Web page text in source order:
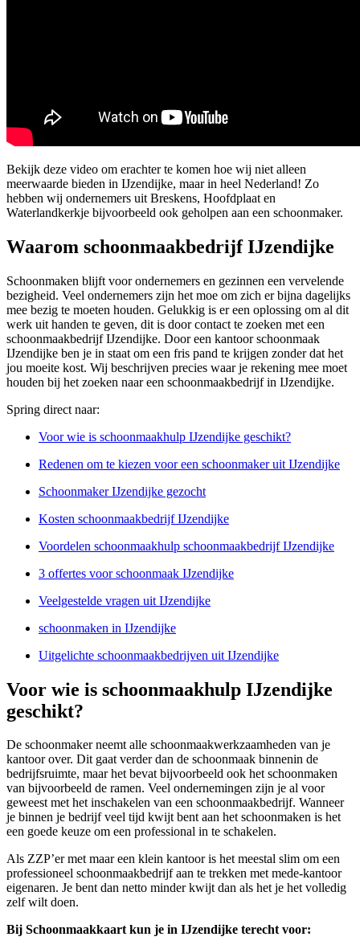
Bekijk deze video om erachter te komen hoe wij niet alleen
meerwaarde bieden in IJzendijke, maar in heel Nederland! Zo
hebben wij ondernemers uit Breskens, Hoofdplaat en
Waterlandkerkje bijvoorbeeld ook geholpen aan een schoonmaker.
Waarom schoonmaakbedrijf IJzendijke
Schoonmaken blijft voor ondernemers en gezinnen een vervelende
bezigheid. Veel ondernemers zijn het moe om zich er bijna dagelijks
mee bezig te moeten houden. Gelukkig is er een oplossing om al dit
werk uit handen te geven, dit is door contact te zoeken met een
schoonmaakbedrijf IJzendijke. Door een kantoor schoonmaak
IJzendijke ben je in staat om een fris pand te krijgen zonder dat het
jou moeite kost. Wij beschrijven precies waar je rekening mee moet
houden bij het zoeken naar een schoonmaakbedrijf in IJzendijke.
Spring direct naar:
Voor wie is schoonmaakhulp IJzendijke geschikt?
Redenen om te kiezen voor een schoonmaker uit IJzendijke
Schoonmaker IJzendijke gezocht
Kosten schoonmaakbedrijf IJzendijke
Voordelen schoonmaakhulp schoonmaakbedrijf IJzendijke
3 offertes voor schoonmaak IJzendijke
Veelgestelde vragen uit IJzendijke
schoonmaken in IJzendijke
Uitgelichte schoonmaakbedrijven uit IJzendijke
Voor wie is schoonmaakhulp IJzendijke
geschikt?
De schoonmaker neemt alle schoonmaakwerkzaamheden van je
kantoor over. Dit gaat verder dan de schoonmaak binnenin de
bedrijfsruimte, maar het bevat bijvoorbeeld ook het schoonmaken
van bijvoorbeeld de ramen. Veel ondernemingen zijn je al voor
geweest met het inschakelen van een schoonmaakbedrijf. Wanneer
je binnen je bedrijf veel tijd kwijt bent aan het schoonmaken is het
een goede keuze om een professional in te schakelen.
Als ZZP’er met maar een klein kantoor is het meestal slim om een
professioneel schoonmaakbedrijf aan te trekken met mede-kantoor
eigenaren. Je bent dan netto minder kwijt dan als het je het volledig
zelf wilt doen.
Bij Schoonmaakkaart kun je in IJzendijke terecht voor: